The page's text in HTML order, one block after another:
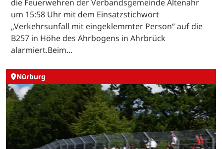
die Feuerwehren der Verbandsgemeinde Altenahr
um 15:58 Uhr mit dem Einsatzstichwort
„Verkehrsunfall mit eingeklemmter Person“ auf die
B257 in Höhe des Ahrbogens in Ahrbrück
alarmiert.Beim…
Nürburg